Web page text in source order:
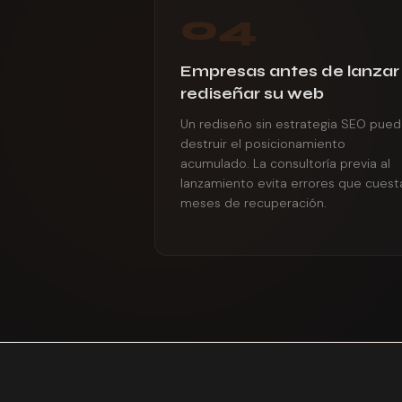
04
Empresas antes de lanzar
rediseñar su web
Un rediseño sin estrategia SEO
destruir el posicionamiento
acumulado. La consultoría previa al
lanzamiento evita errores que
meses de recuperación.